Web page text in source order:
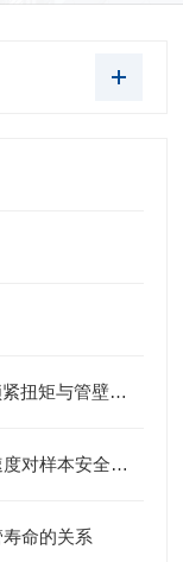
Ismatec蠕动泵流量不稳定？检查泵盖锁紧扭矩与管壁回弹力
STIRLING超低温冰箱开门后温度恢复速度对样本安全的影响
命的关系